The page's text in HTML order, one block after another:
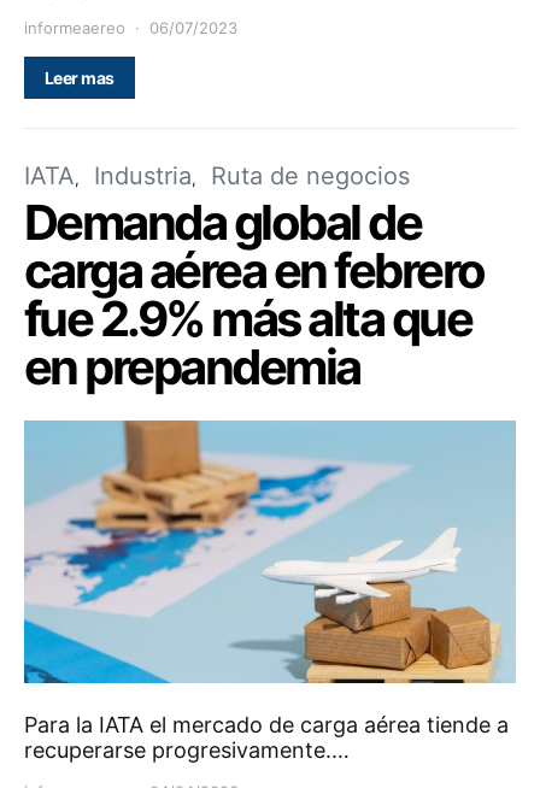
informeaereo 06/07/2023
Leer mas
IATA Industria Ruta de negocios
Demanda global de
carga aérea en febrero
fue 2.9% más alta que
en prepandemia
Para la IATA el mercado de carga aérea tiende a
recuperarse progresivamente.…